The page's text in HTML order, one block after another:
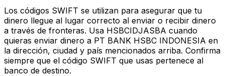
Los códigos SWIFT se utilizan para asegurar que tu
dinero llegue al lugar correcto al enviar o recibir dinero
a través de fronteras. Usa HSBCIDJASBA cuando
quieras enviar dinero a PT BANK HSBC INDONESIA en
la dirección, ciudad y país mencionados arriba. Confirma
siempre que el código SWIFT que usas pertenece al
banco de destino.